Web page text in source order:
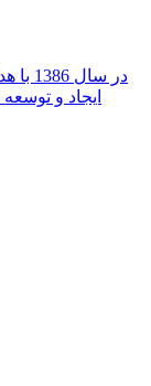
ایجاد و